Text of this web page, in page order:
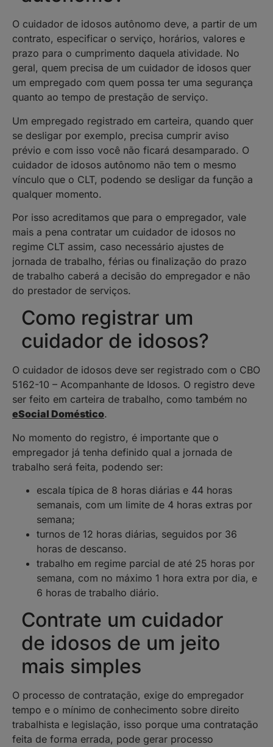
O cuidador de idosos autônomo deve, a partir de um
contrato, especificar o serviço, horários, valores e
prazo para o cumprimento daquela atividade. No
geral, quem precisa de um cuidador de idosos quer
um empregado com quem possa ter uma segurança
quanto ao tempo de prestação de serviço.
Um empregado registrado em carteira, quando quer
se desligar por exemplo, precisa cumprir aviso
prévio e com isso você não ficará desamparado. O
cuidador de idosos autônomo não tem o mesmo
vínculo que o CLT, podendo se desligar da função a
qualquer momento.
Por isso acreditamos que para o empregador, vale
mais a pena contratar um cuidador de idosos no
regime CLT assim, caso necessário ajustes de
jornada de trabalho, férias ou finalização do prazo
de trabalho caberá a decisão do empregador e não
do prestador de serviços.
Como registrar um
cuidador de idosos?
O cuidador de idosos deve ser registrado com o CBO
5162-10 – Acompanhante de Idosos. O registro deve
ser feito em carteira de trabalho, como também no
eSocial Doméstico.
No momento do registro, é importante que o
empregador já tenha definido qual a jornada de
trabalho será feita, podendo ser:
escala típica de 8 horas diárias e 44 horas
semanais, com um limite de 4 horas extras por
semana;
turnos de 12 horas diárias, seguidos por 36
horas de descanso.
trabalho em regime parcial de até 25 horas por
semana, com no máximo 1 hora extra por dia, e
6 horas de trabalho diário.
Contrate um cuidador
de idosos de um jeito
mais simples
O processo de contratação, exige do empregador
tempo e o mínimo de conhecimento sobre direito
trabalhista e legislação, isso porque uma contratação
feita de forma errada, pode gerar processo